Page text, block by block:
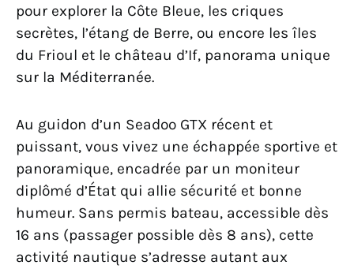
pour explorer la Côte Bleue, les criques
secrètes, l’étang de Berre, ou encore les îles
du Frioul et le château d’If, panorama unique
sur la Méditerranée.
Au guidon d’un Seadoo GTX récent et
puissant, vous vivez une échappée sportive et
panoramique, encadrée par un moniteur
diplômé d’État qui allie sécurité et bonne
humeur. Sans permis bateau, accessible dès
16 ans (passager possible dès 8 ans), cette
activité nautique s’adresse autant aux